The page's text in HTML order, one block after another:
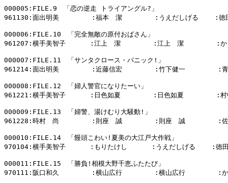
000005:FILE.9　「恋の逆走 トライアングル?」
961130:面出明美        :福本　潔        :うえだしげる    :徳田
000006:FILE.10　「完全無敵の原付おばさん」
961207:横手美智子      :江上　潔        :江上　潔        :かど
000007:FILE.11　「サンタクロース・パニック!」
961214:面出明美        :近藤信宏        :竹下健一        :青
000008:FILE.12　「婦人警官になりたーい」
961221:横手美智子      :日色如夏        :日色如夏        :村
000009:FILE.13　「婦警、湯けむり大騒動!」
961228:時村　尚        :則座　誠        :則座　誠        :佐
000010:FILE.14　「饅頭こわい!夏美の大江戸大作戦」
970104:横手美智子      :もりたけし      :うえだしげる    :徳田
000011:FILE.15　「勝負!相模大野千恵ふたたび」
970111:阪口和久        :横山広行        :横山広行        :か